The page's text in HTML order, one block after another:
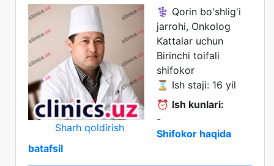
Sharh qoldirish
⚕️ Qorin bo'shlig'i
jarrohi, Onkolog
Kattalar uchun
Birinchi toifali
shifokor
⌛ Ish staji: 16 yil
⏰ Ish kunlari:
-
Shifokor haqida
batafsil